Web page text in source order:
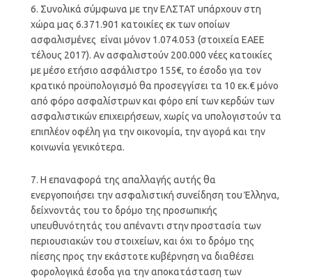
6. Συνολικά σύμφωνα με την ΕΛΣΤΑΤ υπάρχουν στη
χώρα μας 6.371.901 κατοικίες εκ των οποίων
ασφαλισμένες είναι μόνον 1.074.053 (στοιχεία ΕΑΕΕ
τέλους 2017). Αν ασφαλιστούν 200.000 νέες κατοικίες
με μέσο ετήσιο ασφάλιστρο 155€, το έσοδο για τον
κρατικό προϋπολογισμό θα προσεγγίσει τα 10 εκ.€ μόνο
από φόρο ασφαλίστρων και φόρο επί των κερδών των
ασφαλιστικών επιχειρήσεων, χωρίς να υπολογιστούν τα
επιπλέον οφέλη για την οικονομία, την αγορά και την
κοινωνία γενικότερα.
7. Η επαναφορά της απαλλαγής αυτής θα
ενεργοποιήσει την ασφαλιστική συνείδηση του Έλληνα,
δείχνοντάς του το δρόμο της προσωπικής
υπευθυνότητάς του απέναντι στην προστασία των
περιουσιακών του στοιχείων, και όχι το δρόμο της
πίεσης προς την εκάστοτε κυβέρνηση να διαθέσει
φορολογικά έσοδα για την αποκατάσταση των